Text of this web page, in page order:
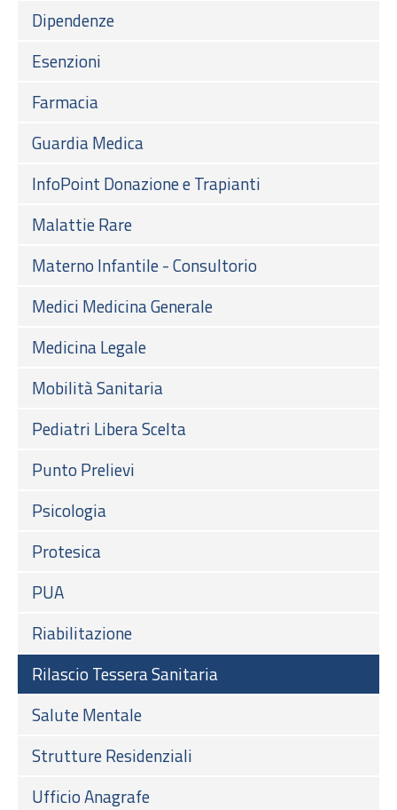
Dipendenze
Esenzioni
Farmacia
Guardia Medica
InfoPoint Donazione e Trapianti
Malattie Rare
Materno Infantile - Consultorio
Medici Medicina Generale
Medicina Legale
Mobilità Sanitaria
Pediatri Libera Scelta
Punto Prelievi
Psicologia
Protesica
PUA
Riabilitazione
Rilascio Tessera Sanitaria
Salute Mentale
Strutture Residenziali
Ufficio Anagrafe